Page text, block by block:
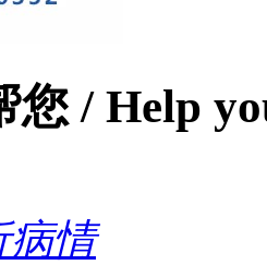
您 / Help
病情